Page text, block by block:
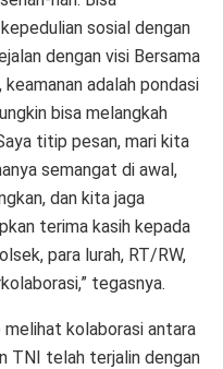
sosial dengan
dengan visi Bersama
adalah pondasi
bisa melangkah
titip pesan, mari kita
semangat di awal,
dan kita jaga
terima kasih kepada
para lurah, RT/RW,
tegasnya.
kolaborasi antara
TNI telah terjalin dengan